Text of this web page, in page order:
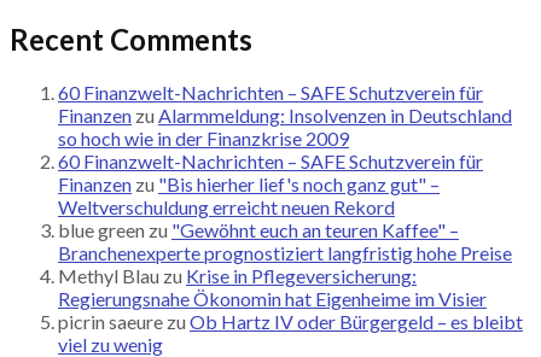
Recent Comments
60 Finanzwelt-Nachrichten – SAFE Schutzverein für
Finanzen zu Alarmmeldung: Insolvenzen in Deutschland
so hoch wie in der Finanzkrise 2009
60 Finanzwelt-Nachrichten – SAFE Schutzverein für
Finanzen zu "Bis hierher lief's noch ganz gut" –
Weltverschuldung erreicht neuen Rekord
blue green zu "Gewöhnt euch an teuren Kaffee" –
Branchenexperte prognostiziert langfristig hohe Preise
Methyl Blau zu Krise in Pflegeversicherung:
Regierungsnahe Ökonomin hat Eigenheime im Visier
picrin saeure zu Ob Hartz IV oder Bürgergeld – es bleibt
viel zu wenig